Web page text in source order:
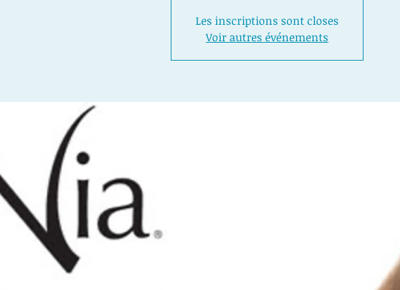
Les inscriptions sont closes
Voir autres événements